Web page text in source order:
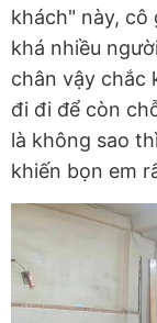
khách" này, cô
khá nhiều
chân vậy chắc
đi đi để còn
là không sao
khiến bọn em